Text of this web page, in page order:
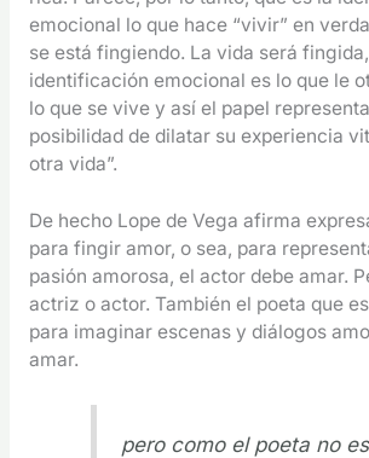
emocional lo que hace “vivir” en
se está fingiendo. La vida será
identificación emocional es lo que le
lo que se vive y así el papel
posibilidad de dilatar su experiencia
otra vida”.
De hecho Lope de Vega afirma
para fingir amor, o sea, para
pasión amorosa, el actor debe amar.
actriz o actor. También el poeta que
para imaginar escenas y diálogos
amar.
pero como el poeta no